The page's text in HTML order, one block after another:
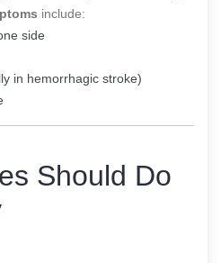
include:
side
in hemorrhagic stroke)
Should Do